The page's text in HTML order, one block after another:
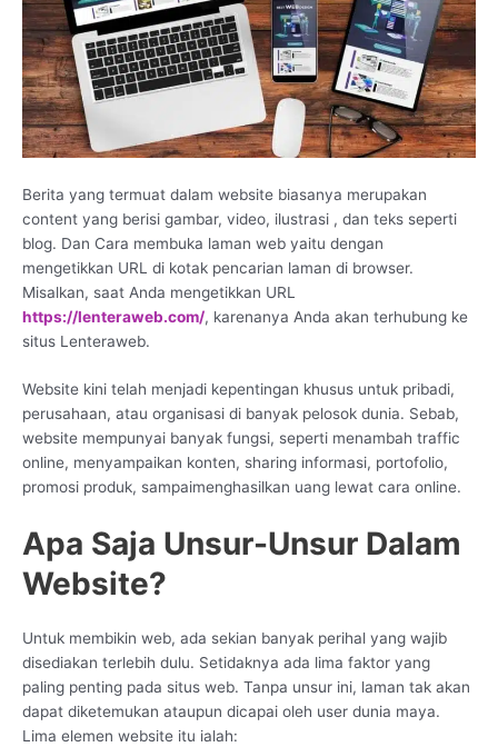
Berita yang termuat dalam website biasanya merupakan
content yang berisi gambar, video, ilustrasi , dan teks seperti
blog. Dan Cara membuka laman web yaitu dengan
mengetikkan URL di kotak pencarian laman di browser.
Misalkan, saat Anda mengetikkan URL
https://lenteraweb.com/, karenanya Anda akan terhubung ke
situs Lenteraweb.
Website kini telah menjadi kepentingan khusus untuk pribadi,
perusahaan, atau organisasi di banyak pelosok dunia. Sebab,
website mempunyai banyak fungsi, seperti menambah traffic
online, menyampaikan konten, sharing informasi, portofolio,
promosi produk, sampaimenghasilkan uang lewat cara online.
Apa Saja Unsur-Unsur Dalam
Website?
Untuk membikin web, ada sekian banyak perihal yang wajib
disediakan terlebih dulu. Setidaknya ada lima faktor yang
paling penting pada situs web. Tanpa unsur ini, laman tak akan
dapat diketemukan ataupun dicapai oleh user dunia maya.
Lima elemen website itu ialah: